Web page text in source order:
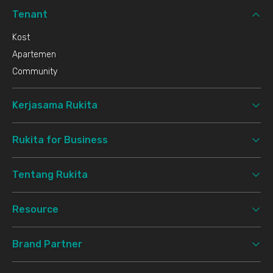
Tenant
Kost
Apartemen
Community
Kerjasama Rukita
Rukita for Business
Tentang Rukita
Resource
Brand Partner